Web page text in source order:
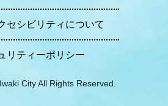
セシビリティについて
リティーポリシー
City All Rights Reserved.